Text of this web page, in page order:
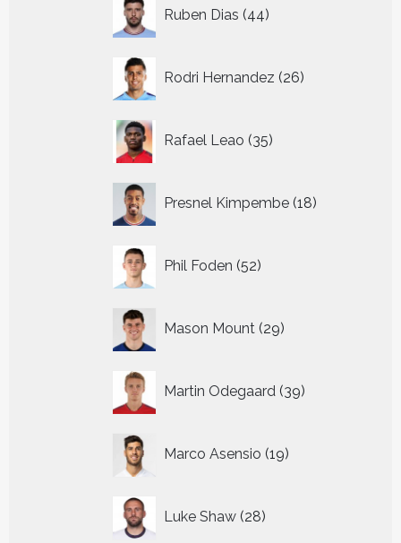
Ruben Dias 44
producten
Rodri Hernandez 26
producten
Rafael Leao 35
producten
Presnel Kimpembe 18
producten
Phil Foden 52
producten
Mason Mount 29
producten
Martin Odegaard 39
producten
Marco Asensio 19
producten
Luke Shaw 28
producten